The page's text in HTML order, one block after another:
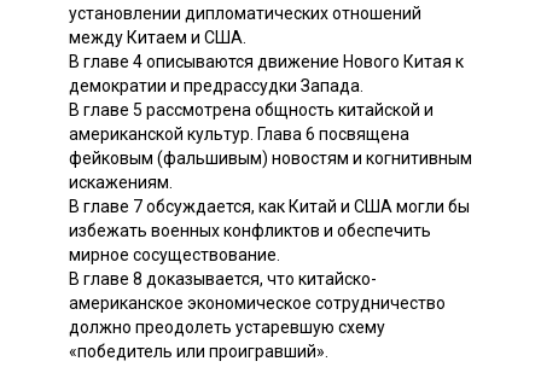
установлении дипломатических отношений
между Китаем и США.
В главе 4 описываются движение Нового Китая к
демократии и предрассудки Запада.
В главе 5 рассмотрена общность китайской и
американской культур. Глава 6 посвящена
фейковым (фальшивым) новостям и когнитивным
искажениям.
В главе 7 обсуждается, как Китай и США могли бы
избежать военных конфликтов и обеспечить
мирное сосуществование.
В главе 8 доказывается, что китайско-
американское экономическое сотрудничество
должно преодолеть устаревшую схему
«победитель или проигравший».